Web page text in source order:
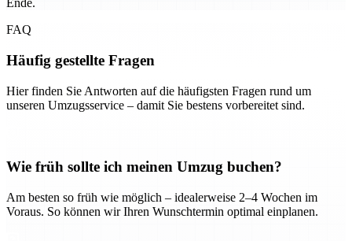
Ende.
FAQ
Häufig gestellte Fragen
Hier finden Sie Antworten auf die häufigsten Fragen rund um
unseren Umzugsservice – damit Sie bestens vorbereitet sind.
Wie früh sollte ich meinen Umzug buchen?
Am besten so früh wie möglich – idealerweise 2–4 Wochen im
Voraus. So können wir Ihren Wunschtermin optimal einplanen.